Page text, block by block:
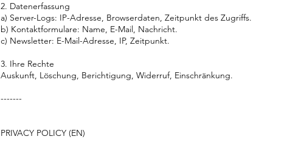
2. Datenerfassung
a) Server-Logs: IP-Adresse, Browserdaten, Zeitpunkt des Zugriffs.
b) Kontaktformulare: Name, E-Mail, Nachricht.
c) Newsletter: E-Mail-Adresse, IP, Zeitpunkt.
3. Ihre Rechte
Auskunft, Löschung, Berichtigung, Widerruf, Einschränkung.
-------
PRIVACY POLICY (EN)